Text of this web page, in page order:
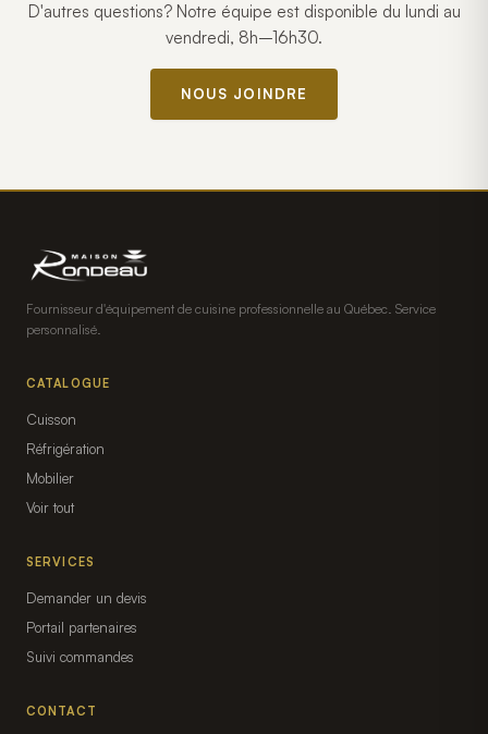
D'autres questions? Notre équipe est disponible du lundi au
vendredi, 8h–16h30.
NOUS JOINDRE
Fournisseur d'équipement de cuisine professionnelle au Québec. Service
personnalisé.
CATALOGUE
Cuisson
Réfrigération
Mobilier
Voir tout
SERVICES
Demander un devis
Portail partenaires
Suivi commandes
CONTACT